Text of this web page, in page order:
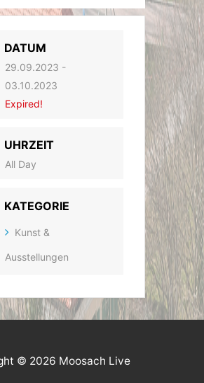
DATUM
29.09.2023 -
03.10.2023
Expired!
UHRZEIT
All Day
KATEGORIE
Kunst &
Ausstellungen
© 2026 Moosach Live